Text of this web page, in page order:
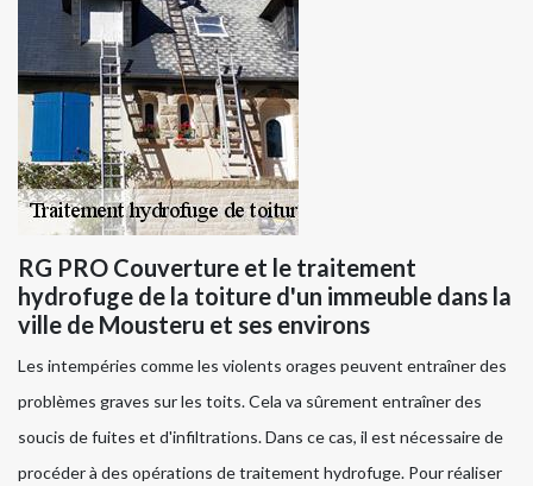
RG PRO Couverture et le traitement
hydrofuge de la toiture d'un immeuble dans la
ville de Mousteru et ses environs
Les intempéries comme les violents orages peuvent entraîner des
problèmes graves sur les toits. Cela va sûrement entraîner des
soucis de fuites et d'infiltrations. Dans ce cas, il est nécessaire de
procéder à des opérations de traitement hydrofuge. Pour réaliser